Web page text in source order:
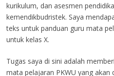
kurikulum, dan asesmen
kemendikbudristek. Saya
teks untuk panduan guru mata
untuk kelas X.
Tugas saya di sini adalah
mata pelajaran PKWU yang